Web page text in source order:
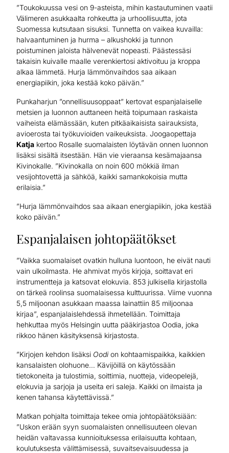
”Toukokuussa vesi on 9-asteista, mihin kastautuminen vaatii
Välimeren asukkaalta rohkeutta ja urhoollisuutta, jota
Suomessa kutsutaan sisuksi. Tunnetta on vaikea kuvailla:
halvaantuminen ja hurma – alkushokki ja tunnon
poistuminen jaloista hälvenevät nopeasti. Päästessäsi
takaisin kuivalle maalle verenkiertosi aktivoituu ja kroppa
alkaa lämmetä. Hurja lämmönvaihdos saa aikaan
energiapiikin, joka kestää koko päivän.”
Punkaharjun ”onnellisuusoppaat” kertovat espanjalaiselle
metsien ja luonnon auttaneen heitä toipumaan raskaista
vaiheista elämässään, kuten pitkäaikaisista sairauksista,
avioerosta tai työkuvioiden vaikeuksista. Joogaopettaja
Katja kertoo Rosalle suomalaisten löytävän onnen luonnon
lisäksi sisältä itsestään. Hän vie vieraansa kesämajaansa
Kivinokalle. ”Kivinokalla on noin 600 mökkiä ilman
vesijohtovettä ja sähköä, kaikki samankokoisia mutta
erilaisia.”
”Hurja lämmönvaihdos saa aikaan energiapiikin, joka kestää
koko päivän.”
Espanjalaisen johtopäätökset
”Vaikka suomalaiset ovatkin hulluna luontoon, he eivät nauti
vain ulkoilmasta. He ahmivat myös kirjoja, soittavat eri
instrumentteja ja katsovat elokuvia. 853 julkisella kirjastolla
on tärkeä roolinsa suomalaisessa kulttuurissa. Viime vuonna
5,5 miljoonan asukkaan maassa lainattiin 85 miljoonaa
kirjaa”, espanjalaislehdessä ihmetellään. Toimittaja
hehkuttaa myös Helsingin uutta pääkirjastoa Oodia, joka
rikkoo hänen käsityksensä kirjastosta.
”Kirjojen kehdon lisäksi Oodion kohtaamispaikka, kaikkien
kansalaisten olohuone… Kävijöillä on käytössään
tietokoneita ja tulostimia, soittimia, nuotteja, videopelejä,
elokuvia ja sarjoja ja useita eri saleja. Kaikki on ilmaista ja
kenen tahansa käytettävissä.”
Matkan pohjalta toimittaja tekee omia johtopäätöksiään:
”Uskon erään syyn suomalaisten onnellisuuteen olevan
heidän valtavassa kunnioituksessa erilaisuutta kohtaan,
koulutuksesta välittämisessä, suvaitsevaisuudessa ja